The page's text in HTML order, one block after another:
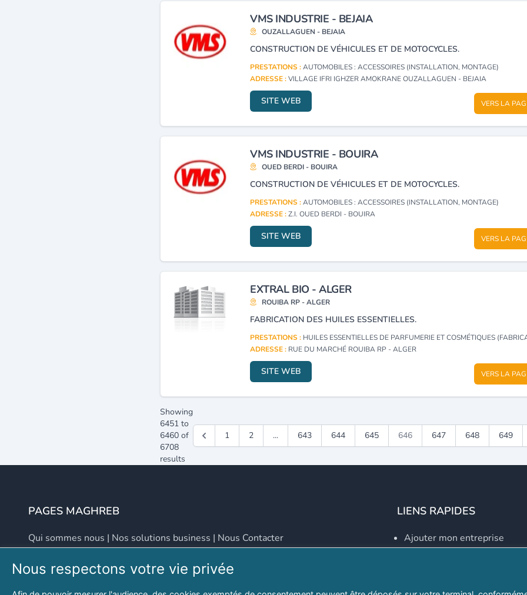
VMS INDUSTRIE - BEJAIA
OUZALLAGUEN - BEJAIA
CONSTRUCTION DE VÉHICULES ET DE MOTOCYCLES.
PRESTATIONS :AUTOMOBILES : ACCESSOIRES (INSTALLATION, MONTAGE)
ADRESSE :VILLAGE IFRI IGHZER AMOKRANE OUZALLAGUEN - BEJAIA
SITE WEB VERS LA
VMS INDUSTRIE - BOUIRA
OUED BERDI - BOUIRA
CONSTRUCTION DE VÉHICULES ET DE MOTOCYCLES.
PRESTATIONS :AUTOMOBILES : ACCESSOIRES (INSTALLATION, MONTAGE)
ADRESSE :Z.I. OUED BERDI - BOUIRA
SITE WEB VERS LA
EXTRAL BIO - ALGER
ROUIBA RP - ALGER
FABRICATION DES HUILES ESSENTIELLES.
PRESTATIONS : HUILES ESSENTIELLES DE PARFUMERIE ET COSMÉTIQUES
ADRESSE : RUE DU MARCHÉ ROUIBA RP - ALGER
SITE WEB VERS LA
Showing
6451 to
6460 of
6708
results
1 2 ... 643 644 645 646 647 648 649
PAGES MAGHREB
Qui sommes nous | Nos solutions business | Nous Contacter
LIENS RAPIDES
Ajouter mon entreprise
Nous respectons votre vie privée